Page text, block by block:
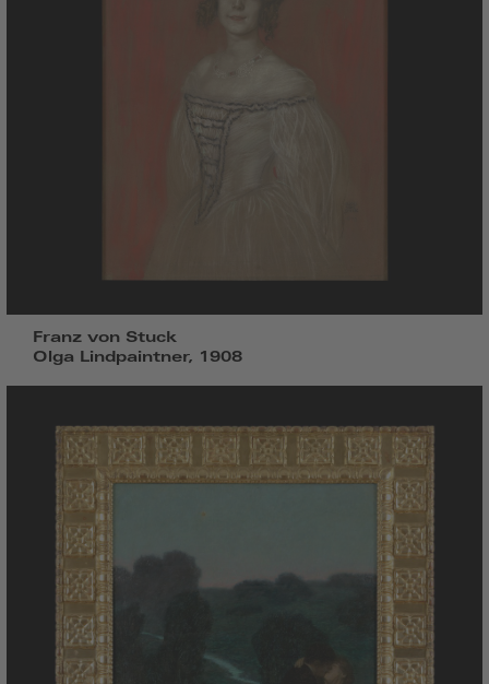
Franz von Stuck
Olga Lindpaintner, 1908